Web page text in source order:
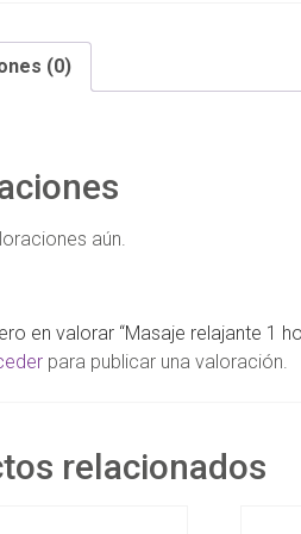
(0)
aún.
en valorar “Masaje relajante 1
para publicar una valoración.
relacionados